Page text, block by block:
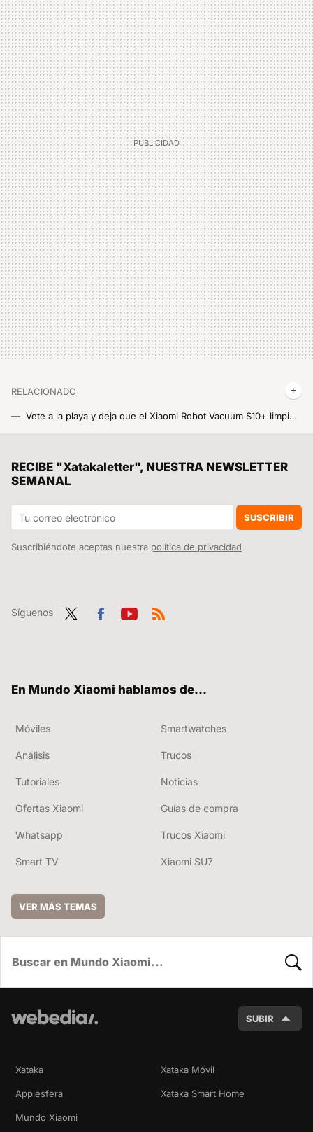
RELACIONADO
Vete a la playa y deja que el Xiaomi Robot Vacuum S10+ limpie la casa por ti. Sobre todo ahora que cuesta un 29% menos y te ahorras más de 100 euros
RECIBE "Xatakaletter", NUESTRA NEWSLETTER
SEMANAL
SUSCRIBIR
Suscribiéndote aceptas nuestra política de privacidad
Síguenos
En Mundo Xiaomi hablamos de...
Móviles Smartwatches
Análisis Trucos
Tutoriales Noticias
Ofertas Xiaomi Guías de compra
Whatsapp Trucos Xiaomi
Smart TV Xiaomi SU7
VER MÁS TEMAS
SUBIR
Xataka Xataka Móvil
Applesfera Xataka Smart Home
Mundo Xiaomi